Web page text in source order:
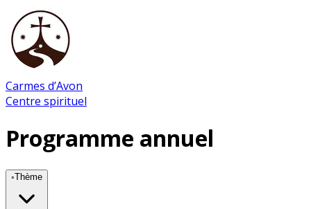
Carmes d’Avon
Centre spirituel
Programme annuel
◦Thème